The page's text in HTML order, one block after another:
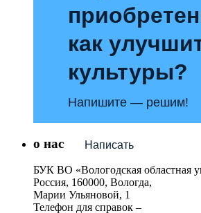
как
культуры?
Напишите — решим!
Написать
о нас
БУК ВО «Вологодская областная
Россия, 160000, Вологда,
Марии Ульяновой, 1
Телефон для справок –